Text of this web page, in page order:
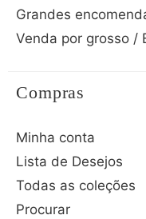
Grandes
Venda por grosso /
Compras
Minha conta
Lista de Desejos
Todas as coleções
Procurar